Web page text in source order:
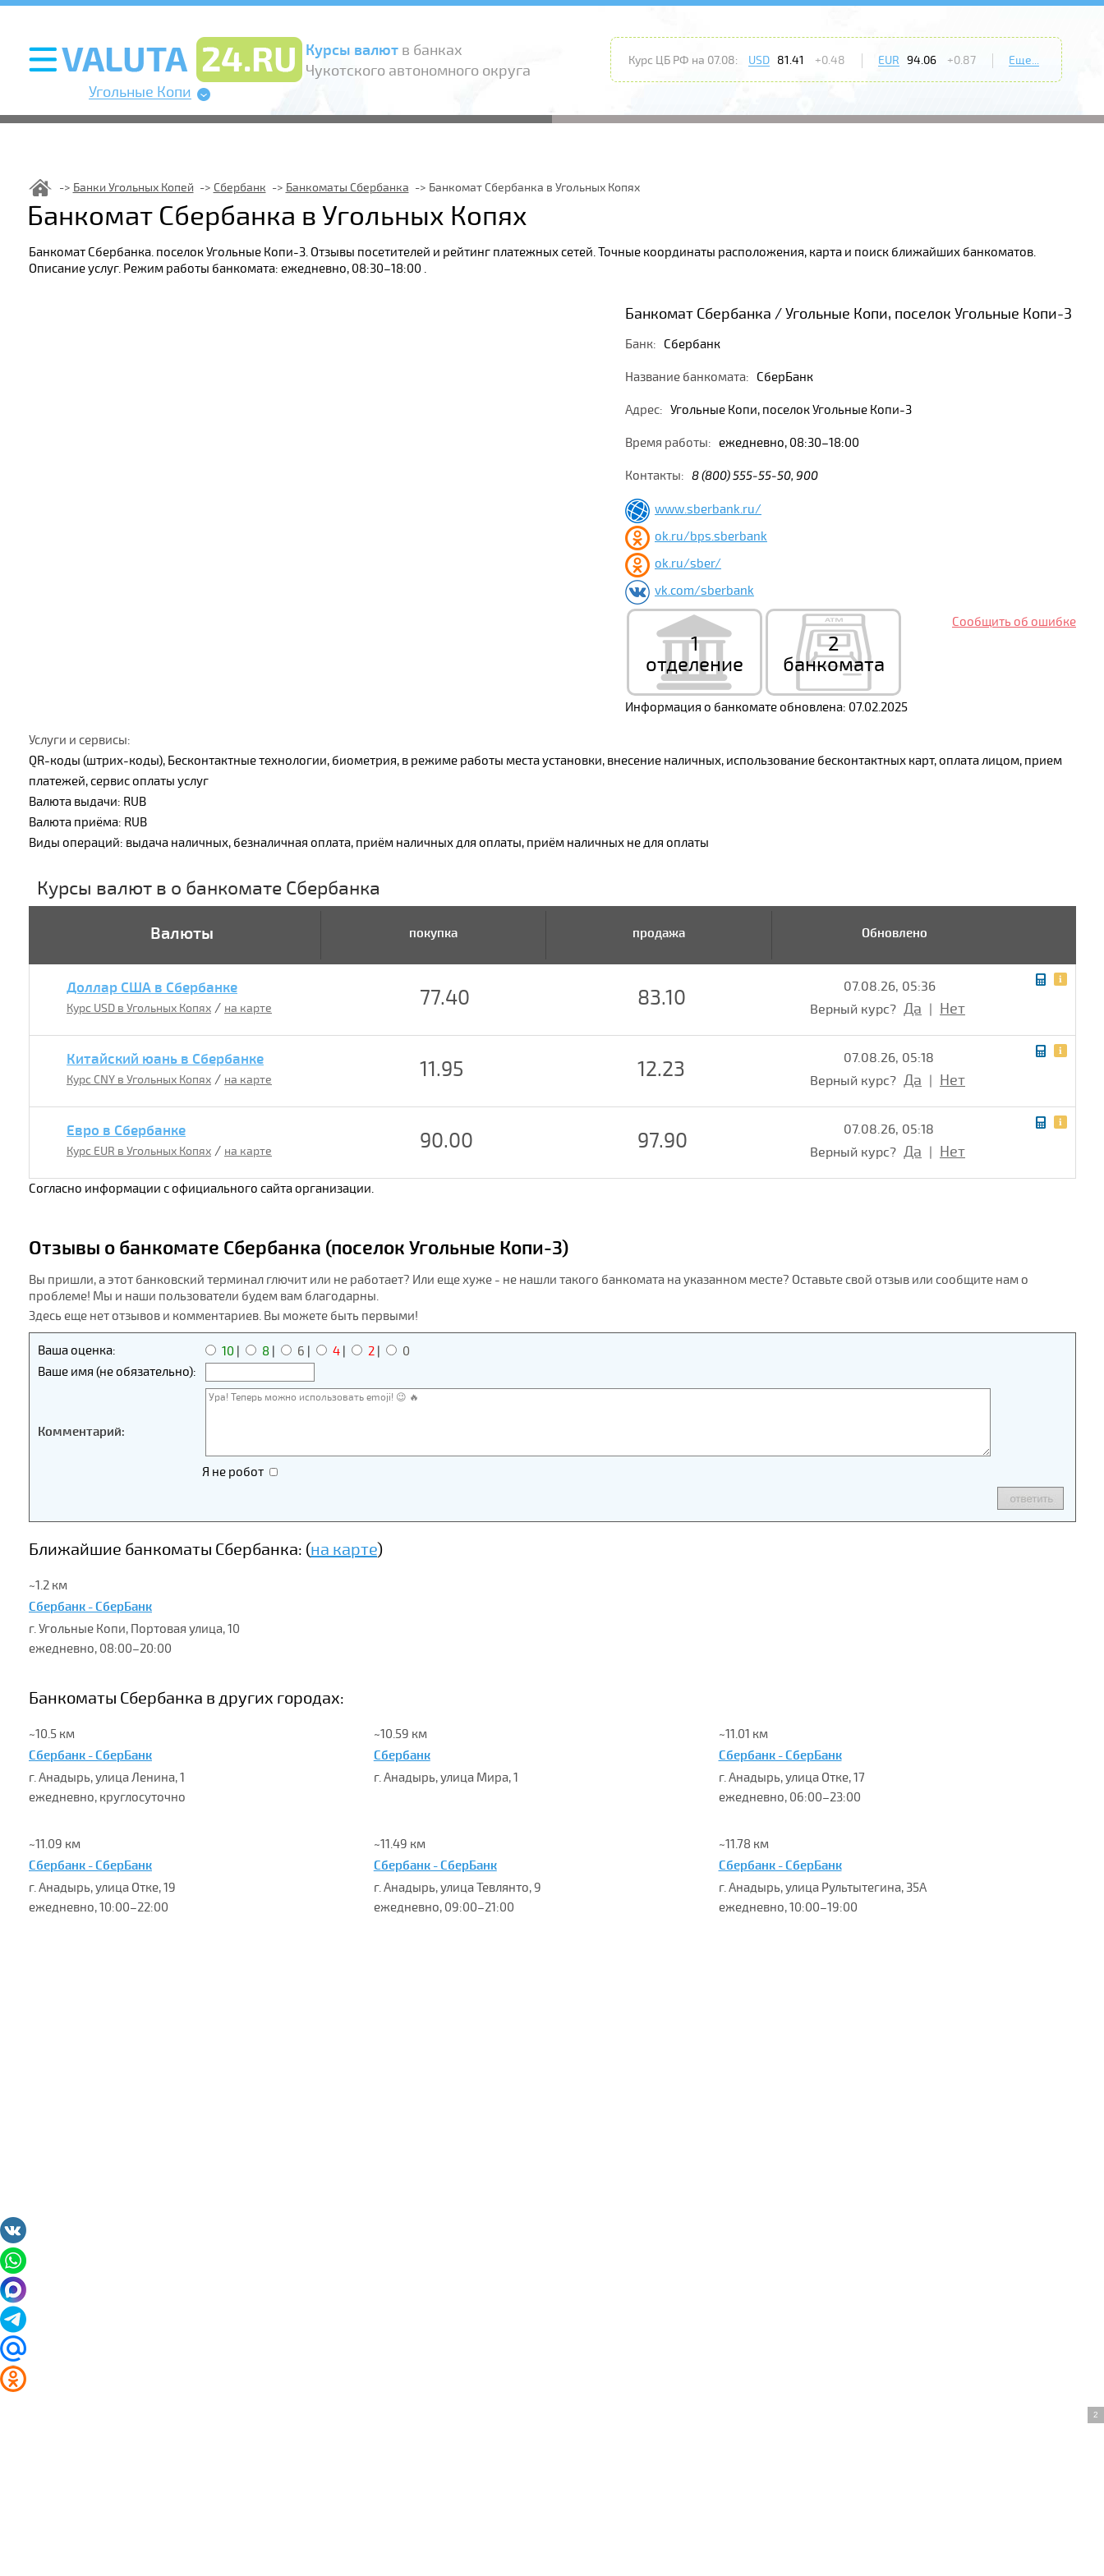
Курсы валютв банках
Чукотского автономного округа
Угольные Копи
Курс ЦБ РФ на 07.08: USD 81.41 +0.48 EUR 94.06 +0.87 Еще...
Банки Угольных Копей Сбербанк Банкоматы Сбербанка Банкомат Сбербанка в Угольных Копях
Банкомат Сбербанка в Угольных Копях
Банкомат Сбербанка. поселок Угольные Копи-3. Отзывы посетителей и рейтинг платежных сетей. Точные координаты расположения, карта и поиск ближайших банкоматов.
Описание услуг. Режим работы банкомата: ежедневно, 08:30–18:00 .
Банкомат Сбербанка / Угольные Копи, поселок Угольные Копи-3
Банк: Сбербанк
Название банкомата: СберБанк
Адрес: Угольные Копи, поселок Угольные Копи-3
Время работы: ежедневно, 08:30–18:00
Контакты: 8 (800) 555-55-50, 900
www.sberbank.ru/
ok.ru/bps.sberbank
ok.ru/sber/
vk.com/sberbank
1
отделение
2
банкомата
Сообщить об ошибке
Информация о банкомате обновлена: 07.02.2025
Услуги и сервисы:
QR-коды (штрих-коды), Бесконтактные технологии, биометрия, в режиме работы места установки, внесение наличных, использование бесконтактных карт, оплата лицом, прием
платежей, сервис оплаты услуг
Валюта выдачи: RUB
Валюта приёма: RUB
Виды операций: выдача наличных, безналичная оплата, приём наличных для оплаты, приём наличных не для оплаты
Курсы валют в о банкомате Сбербанка
Валюты покупка продажа Обновлено
Доллар США в Сбербанке
Курс USD в Угольных Копях / на карте 77.40 83.10
07.08.26, 05:36
Верный курс? Да Нет
Китайский юань в Сбербанке
Курс CNY в Угольных Копях / на карте 11.95 12.23
07.08.26, 05:18
Верный курс? Да Нет
Евро в Сбербанке
Курс EUR в Угольных Копях / на карте 90.00 97.90
07.08.26, 05:18
Верный курс? Да Нет
Согласно информации с официального сайта организации.
Отзывы о банкомате Сбербанка (поселок Угольные Копи-3)
Вы пришли, а этот банковский терминал глючит или не работает? Или еще хуже - не нашли такого банкомата на указанном месте? Оставьте свой отзыв или сообщите нам о
проблеме! Мы и наши пользователи будем вам благодарны.
Здесь еще нет отзывов и комментариев. Вы можете быть первыми!
Ваша оценка: 10 8 6 4 2
0
Ваше имя (не обязательно):
Комментарий:
Я не робот
Ближайшие банкоматы Сбербанка: (на карте)
~1.2 км
Сбербанк - СберБанк
г. Угольные Копи, Портовая улица, 10
ежедневно, 08:00–20:00
Банкоматы Сбербанка в других городах:
~10.5 км
Сбербанк - СберБанк
г. Анадырь, улица Ленина, 1
ежедневно, круглосуточно
~10.59 км
Сбербанк
г. Анадырь, улица Мира, 1
~11.01 км
Сбербанк - СберБанк
г. Анадырь, улица Отке, 17
ежедневно, 06:00–23:00
~11.09 км
Сбербанк - СберБанк
г. Анадырь, улица Отке, 19
ежедневно, 10:00–22:00
~11.49 км
Сбербанк - СберБанк
г. Анадырь, улица Тевлянто, 9
ежедневно, 09:00–21:00
~11.78 км
Сбербанк - СберБанк
г. Анадырь, улица Рультытегина, 35А
ежедневно, 10:00–19:00
2